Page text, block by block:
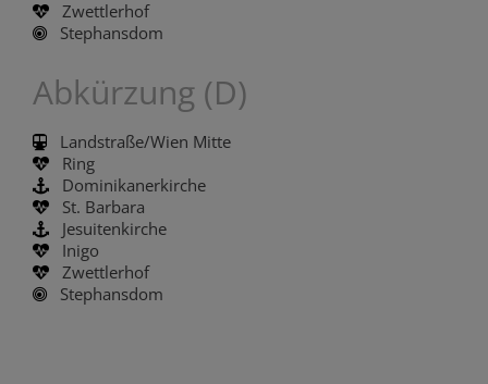
Zwettlerhof
Stephansdom
Abkürzung (D)
Landstraße/Wien Mitte
Ring
Dominikanerkirche
St. Barbara
Jesuitenkirche
Inigo
Zwettlerhof
Stephansdom